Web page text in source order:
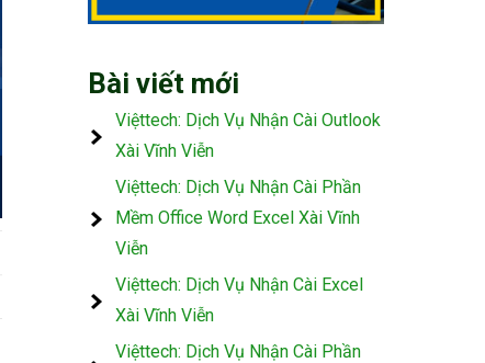
Bài viết mới
Việttech: Dịch Vụ Nhận Cài Outlook
Xài Vĩnh Viễn
Việttech: Dịch Vụ Nhận Cài Phần
Mềm Office Word Excel Xài Vĩnh
Viễn
Việttech: Dịch Vụ Nhận Cài Excel
Xài Vĩnh Viễn
Việttech: Dịch Vụ Nhận Cài Phần